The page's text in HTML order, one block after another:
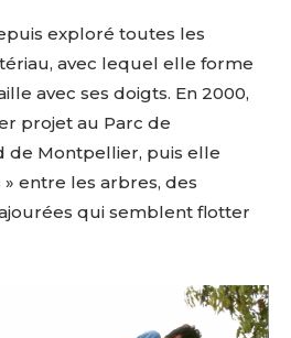
exploré toutes les
avec lequel elle forme
avec ses doigts. En 2000,
projet au Parc de
de Montpellier, puis elle
entre les arbres, des
qui semblent flotter